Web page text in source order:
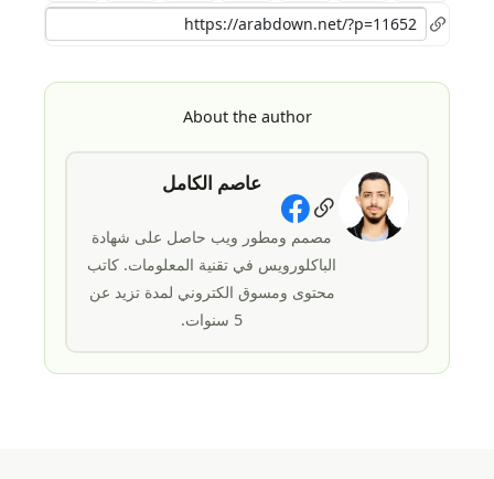
About the author
عاصم الكامل
Social Links
مصمم ومطور ويب حاصل على شهادة
الباكلورويس في تقنية المعلومات. كاتب
محتوى ومسوق الكتروني لمدة تزيد عن
5 سنوات.